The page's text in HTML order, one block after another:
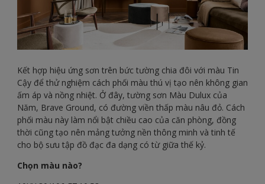
Kết hợp hiệu ứng sơn trên bức tường chia đôi với màu Tin
Cậy để thử nghiệm cách phối màu thú vị tạo nên không gian
ấm áp và nồng nhiệt. Ở đây, tường sơn Màu Dulux của
Năm, Brave Ground, có đường viền thấp màu nâu đỏ. Cách
phối màu này làm nổi bật chiều cao của căn phòng, đồng
thời cũng tạo nên mảng tưởng nền thông minh và tinh tế
cho bộ sưu tập đồ đạc đa dạng có từ giữa thế kỷ.
Chọn màu nào?